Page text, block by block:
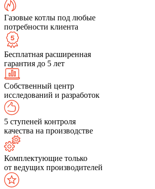
Газовые котлы под любые
потребности клиента
Бесплатная расширенная
гарантия до 5 лет
Собственный центр
исследований и разработок
5 ступеней контроля
качества на производстве
Комплектующие только
от ведущих производителей